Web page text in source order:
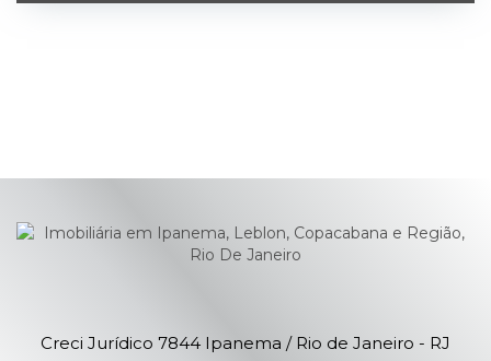
Creci Jurídico 7844 Ipanema / Rio de Janeiro - RJ